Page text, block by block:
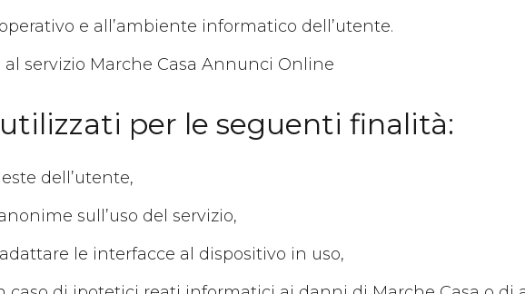
e all’ambiente informatico dell’utente.
servizio Marche Casa Annunci Online
per le seguenti finalità:
dell’utente,
sull’uso del servizio,
le interfacce al dispositivo in uso,